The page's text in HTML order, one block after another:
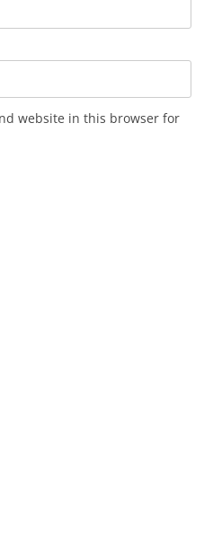
website in this browser for